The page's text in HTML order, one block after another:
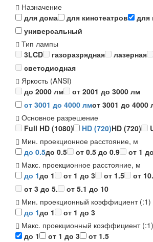
Назначение
для дома
для кинотеатров
для
универсальный
Тип лампы
3LCD
газоразрядная лазерная
светодиодная
Яркость (ANSI)
до 2000 лм
от 2001 до 3000 лм
от 3001 до 4000 лмот 3001 до 4000
Основное разрешение
Full HD (1080)
HD (720)HD (720)
Мин. проекционное расстояние, м
до 0.5до 0.5 от 0.5 до 0.9 от 1
Макс. проекционное расстояние, м
до 1до 1 от 1 до 3 от 1.5
от
от 3 до 5.
от 5.1 до 10
Мин. проекционный коэффициент (:1)
до 1до 1
от 1 до 3
Макс. проекционный коэффициент (:1)
до 1
от 1 до 3
от 1.5